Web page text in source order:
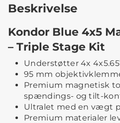
Beskrivelse
Kondor Blue 4x5
– Triple Stage Kit
Understøtter 4x
95 mm
Premium magnetisk
spændings- og tilt-
Ultralet med en vægt
Premium materialer